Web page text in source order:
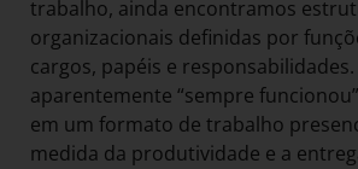
trabalho, ainda encontramos
organizacionais definidas por
cargos, papéis e
aparentemente “sempre
em um formato de trabalho
medida da produtividade e a